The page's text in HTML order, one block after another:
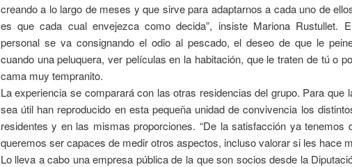
creando a lo largo de meses y que sirve para adaptarnos a cada uno de
es que cada cual envejezca como decida”, insiste Mariona Rustullet.
personal se va consignando el odio al pescado, el deseo de que le
cuando una peluquera, ver películas en la habitación, que le traten de tú o
cama muy tempranito.
La experiencia se comparará con las otras residencias del grupo. Para que
sea útil han reproducido en esta pequeña unidad de convivencia los
residentes y en las mismas proporciones. “De la satisfacción ya tenemos
queremos ser capaces de medir otros aspectos, incluso valorar si les hace
Lo lleva a cabo una empresa pública de la que son socios desde la